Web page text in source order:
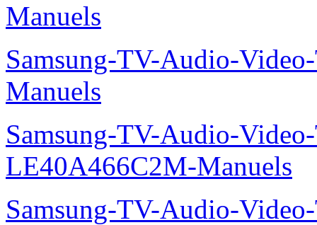
Manuels
Samsung-TV-Audio-
Manuels
Samsung-TV-Audio-
LE40A466C2M-Manuels
Samsung-TV-Audio-